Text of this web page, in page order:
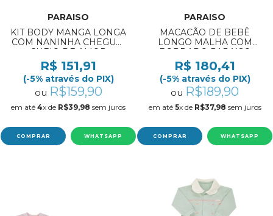
PARAISO
KIT BODY MANGA LONGA
COM NANINHA CHEGUEI
CHEIO DE AMOR
PARAISO REF:20156 RN/P
R$ 151,91
(-5% através do PIX)
ou R$159,90
em até 4x de R$39,98 sem juros
COMPRAR WHATSAPP
PARAISO
MACACÃO DE BEBÊ
LONGO MALHA COM
BORDADO PARAISO
REF:20022 RN/M
R$ 180,41
(-5% através do PIX)
ou R$189,90
em até 5x de R$37,98 sem juros
COMPRAR WHATSAPP